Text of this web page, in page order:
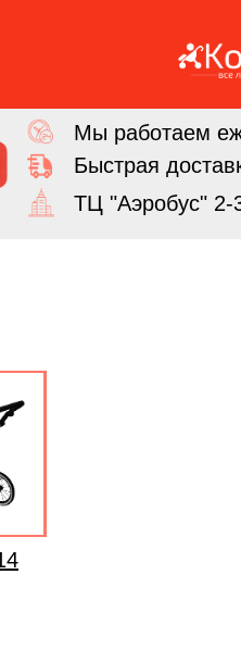
Мы работаем
Быстрая
ТЦ "Аэробус" 2-